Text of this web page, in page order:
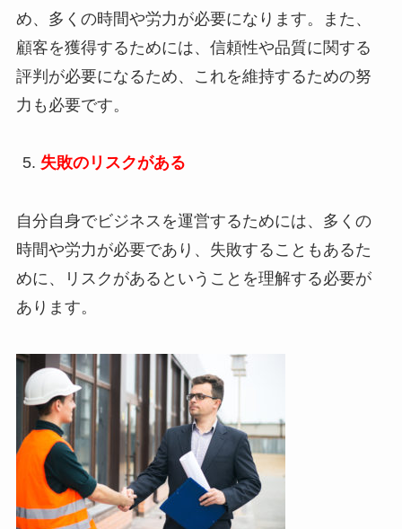
め、多くの時間や労力が必要になります。また、
顧客を獲得するためには、信頼性や品質に関する
評判が必要になるため、これを維持するための努
力も必要です。
失敗のリスクがある
自分自身でビジネスを運営するためには、多くの
時間や労力が必要であり、失敗することもあるた
めに、リスクがあるということを理解する必要が
あります。